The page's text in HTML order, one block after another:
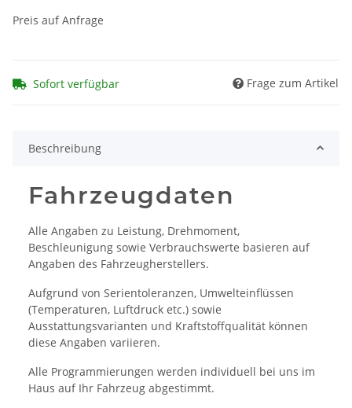
Preis auf Anfrage
Sofort verfügbar Frage zum Artikel
Beschreibung
Fahrzeugdaten
Alle Angaben zu Leistung, Drehmoment,
Beschleunigung sowie Verbrauchswerte basieren auf
Angaben des Fahrzeugherstellers.
Aufgrund von Serientoleranzen, Umwelteinflüssen
(Temperaturen, Luftdruck etc.) sowie
Ausstattungsvarianten und Kraftstoffqualität können
diese Angaben variieren.
Alle Programmierungen werden individuell bei uns im
Haus auf Ihr Fahrzeug abgestimmt.